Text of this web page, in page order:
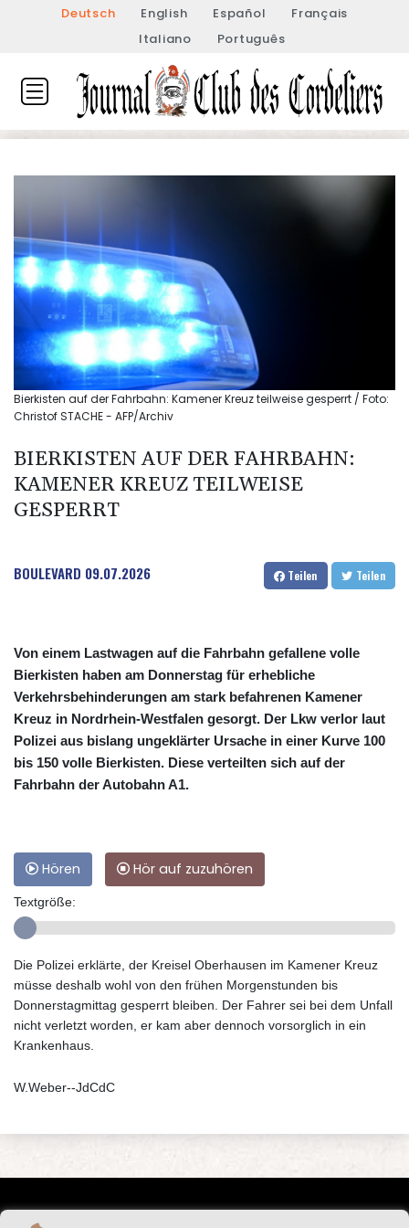
Deutsch English Español
Français
Italiano
Português
Bierkisten auf der Fahrbahn: Kamener Kreuz teilweise gesperrt / Foto:
Christof STACHE - AFP/Archiv
BIERKISTEN AUF DER FAHRBAHN:
KAMENER KREUZ TEILWEISE
GESPERRT
BOULEVARD 09.07.2026 Teilen Teilen
Von einem Lastwagen auf die Fahrbahn gefallene volle
Bierkisten haben am Donnerstag für erhebliche
Verkehrsbehinderungen am stark befahrenen Kamener
Kreuz in Nordrhein-Westfalen gesorgt. Der Lkw verlor laut
Polizei aus bislang ungeklärter Ursache in einer Kurve 100
bis 150 volle Bierkisten. Diese verteilten sich auf der
Fahrbahn der Autobahn A1.
Hören Hör auf zuzuhören
Textgröße:
Die Polizei erklärte, der Kreisel Oberhausen im Kamener Kreuz
müsse deshalb wohl von den frühen Morgenstunden bis
Donnerstagmittag gesperrt bleiben. Der Fahrer sei bei dem Unfall
nicht verletzt worden, er kam aber dennoch vorsorglich in ein
Krankenhaus.
W.Weber--JdCdC